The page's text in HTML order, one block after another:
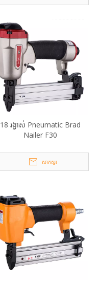
18 រង្វាស់ Pneumatic Brad
Nailer F30
សាកសួរ